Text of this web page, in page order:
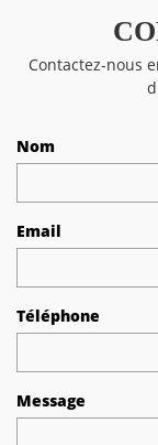
Contactez-nous
Nom
Email
Téléphone
Message